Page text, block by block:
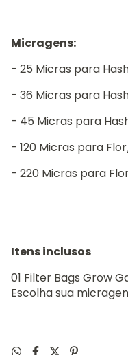
Micragens:
- 25 Micras para
- 36 Micras para
- 45 Micras para
- 120 Micras para
- 220 Micras para
Itens inclusos
01 Filter Bags Grow
Escolha sua